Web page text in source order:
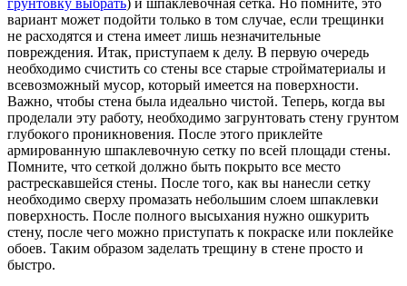
вариант может подойти только в том случае, если трещинки
не расходятся и стена имеет лишь незначительные
повреждения. Итак, приступаем к делу. В первую очередь
необходимо счистить со стены все старые стройматериалы и
всевозможный мусор, который имеется на поверхности.
Важно, чтобы стена была идеально чистой. Теперь, когда вы
проделали эту работу, необходимо загрунтовать стену грунтом
глубокого проникновения. После этого приклейте
армированную шпаклевочную сетку по всей площади стены.
Помните, что сеткой должно быть покрыто все место
растрескавшейся стены. После того, как вы нанесли сетку
необходимо сверху промазать небольшим слоем шпаклевки
поверхность. После полного высыхания нужно ошкурить
стену, после чего можно приступать к покраске или поклейке
обоев. Таким образом заделать трещину в стене просто и
быстро.